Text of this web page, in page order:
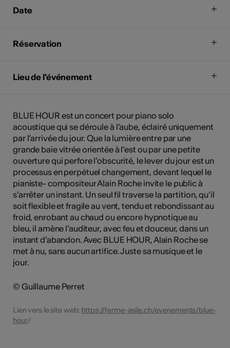
Date
Réservation
Lieu de l'événement
BLUE HOUR est un concert pour piano solo
acoustique qui se déroule à l’aube, éclairé uniquement
par l’arrivée du jour. Que la lumière entre par une
grande baie vitrée orientée à l’est ou par une petite
ouverture qui perfore l’obscurité, le lever du jour est un
processus en perpétuel changement, devant lequel le
pianiste- compositeur Alain Roche invite le public à
s’arrêter un instant. Un seul fil traverse la partition, qu’il
soit flexible et fragile au vent, tendu et rebondissant au
froid, enrobant au chaud ou encore hypnotique au
bleu, il amène l’auditeur, avec feu et douceur, dans un
instant d’abandon. Avec BLUE HOUR, Alain Roche se
met à nu, sans aucun artifice. Juste sa musique et le
jour.
© Guillaume Perret
Lien vers le site web: https://ferme-asile.ch/evenements/blue-
hour/